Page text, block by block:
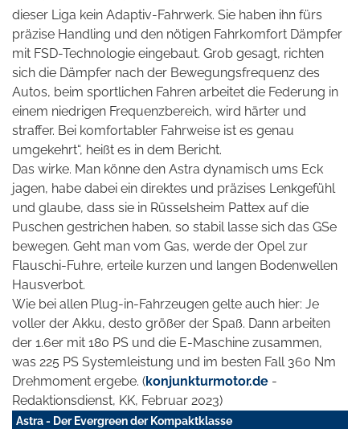
dieser Liga kein Adaptiv-Fahrwerk. Sie haben ihn fürs
präzise Handling und den nötigen Fahrkomfort Dämpfer
mit FSD-Technologie eingebaut. Grob gesagt, richten
sich die Dämpfer nach der Bewegungsfrequenz des
Autos, beim sportlichen Fahren arbeitet die Federung in
einem niedrigen Frequenzbereich, wird härter und
straffer. Bei komfortabler Fahrweise ist es genau
umgekehrt“, heißt es in dem Bericht.
Das wirke. Man könne den Astra dynamisch ums Eck
jagen, habe dabei ein direktes und präzises Lenkgefühl
und glaube, dass sie in Rüsselsheim Pattex auf die
Puschen gestrichen haben, so stabil lasse sich das GSe
bewegen. Geht man vom Gas, werde der Opel zur
Flauschi-Fuhre, erteile kurzen und langen Bodenwellen
Hausverbot.
Wie bei allen Plug-in-Fahrzeugen gelte auch hier: Je
voller der Akku, desto größer der Spaß. Dann arbeiten
der 1.6er mit 180 PS und die E-Maschine zusammen,
was 225 PS Systemleistung und im besten Fall 360 Nm
Drehmoment ergebe. (konjunkturmotor.de -
Redaktionsdienst, KK, Februar 2023)
Astra - Der Evergreen der Kompaktklasse